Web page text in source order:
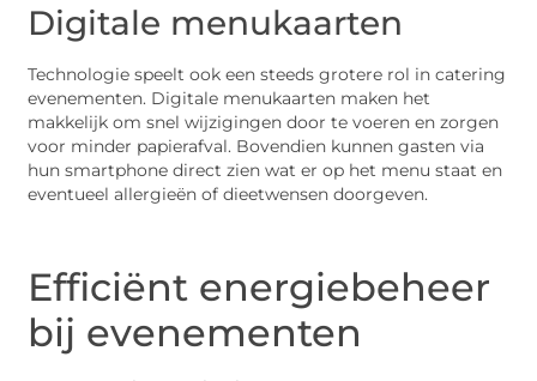
Digitale menukaarten
Technologie speelt ook een steeds grotere rol in catering
evenementen. Digitale menukaarten maken het
makkelijk om snel wijzigingen door te voeren en zorgen
voor minder papierafval. Bovendien kunnen gasten via
hun smartphone direct zien wat er op het menu staat en
eventueel allergieën of dieetwensen doorgeven.
Efficiënt energiebeheer
bij evenementen